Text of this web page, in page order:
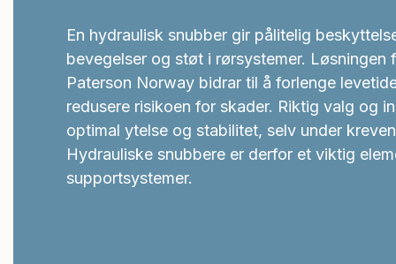
En hydraulisk snubber gir pålitelig
bevegelser og støt i rørsystemer. Løsningen
Paterson Norway bidrar til å forlenge
redusere risikoen for skader. Riktig valg og
optimal ytelse og stabilitet, selv under
Hydrauliske snubbere er derfor et viktig
supportsystemer.